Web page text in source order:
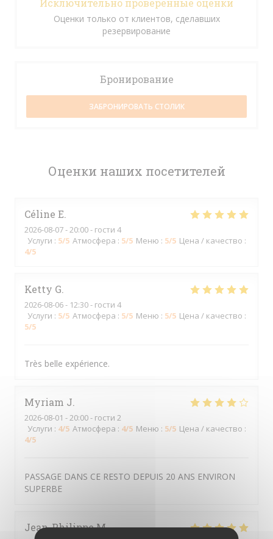
Оценки наших посетителей
Céline E
2026-08-07- 20:00 - гости 4
Услуги : 5/5 Атмосфера : 5/5 Меню : 5/5 Цена / качество :
4/5
Ketty G
2026-08-06- 12:30 - гости 4
Услуги : 5/5 Атмосфера : 5/5 Меню : 5/5 Цена / качество :
5/5
Très belle expérience.
Myriam J
2026-08-01 - 20:00 - гости 2
Услуги : 4/5 Атмосфера : 4/5 Меню : 5/5 Цена / качество :
4/5
PASSAGE DANS CE RESTO DEPUIS 20 ANS ENVIRON
SUPERBE
Jean-PhilippeM
Исключительно проверенные оценки
Оценки только от клиентов, сделавших
резервирование
Бронирование
ЗАБРОНИРОВАТЬ СТОЛИК